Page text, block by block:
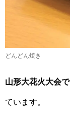
どんどん焼き
山形大花火大会
ています。